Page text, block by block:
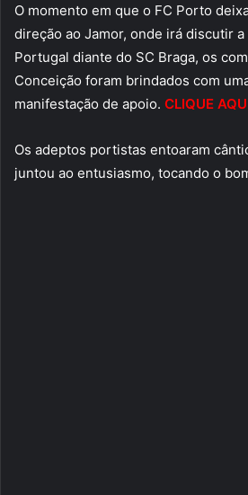
O momento em que o FC Porto
direção ao Jamor, onde irá discutir a
Portugal diante do SC Braga, os
Conceição foram brindados com
manifestação de apoio. CLIQUE
Os adeptos portistas entoaram
juntou ao entusiasmo, tocando o